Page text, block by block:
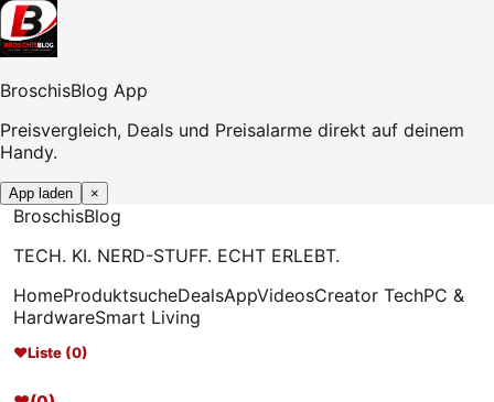
BroschisBlog App
Preisvergleich, Deals und Preisalarme direkt auf deinem
Handy.
App laden ×
BroschisBlog
TECH. KI. NERD-STUFF. ECHT ERLEBT.
HomeProduktsucheDealsAppVideosCreator TechPC &
HardwareSmart Living
♥Liste (0)